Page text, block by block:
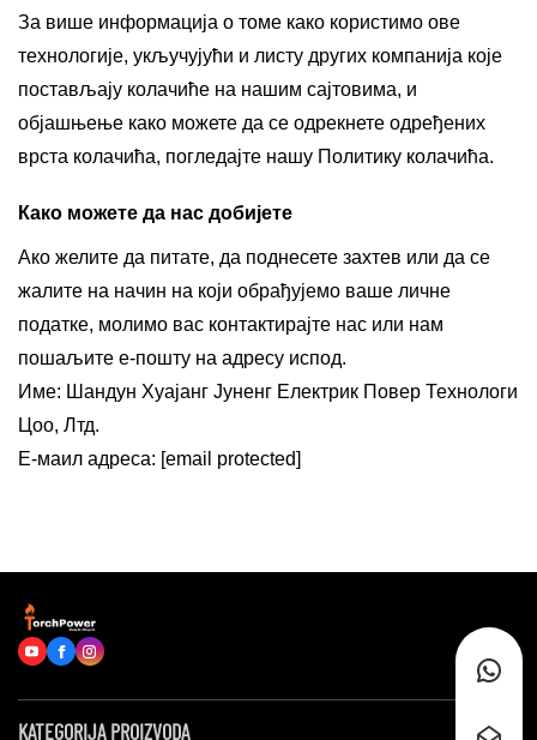
За више информација о томе како користимо ове
технологије, укључујући и листу других компанија које
постављају колачиће на нашим сајтовима, и
објашњење како можете да се одрекнете одређених
врста колачића, погледајте нашу Политику колачића.
Како можете да нас добијете
Ако желите да питате, да поднесете захтев или да се
жалите на начин на који обрађујемо ваше личне
податке, молимо вас контактирајте нас или нам
пошаљите е-пошту на адресу испод.
Име: Шандун Хуајанг Јуненг Електрик Повер Технологи
Цоо, Лтд.
Е-маил адреса: [email protected]
KATEGORIJA PROIZVODA